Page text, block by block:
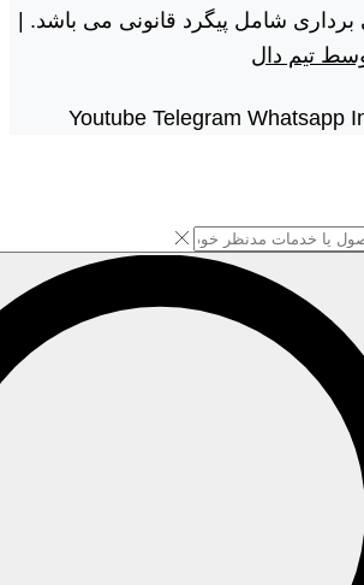
برداری شامل پیگرد قانونی می باشد. |
تیم دال
Youtube Telegram Whatsapp